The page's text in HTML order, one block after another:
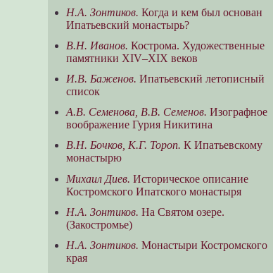
Н.А. Зонтиков. Когда и кем был основан
Ипатьевский монастырь?
В.Н. Иванов. Кострома. Художественные
памятники XIV–XIX веков
И.В. Баженов. Ипатьевский летописный
список
А.В. Семенова, В.В. Семенов. Изографное
воображение Гурия Никитина
В.Н. Бочков, К.Г. Тороп. К Ипатьевскому
монастырю
Михаил Диев. Историческое описание
Костромского Ипатского монастыря
Н.А. Зонтиков. На Святом озере.
(Закостромье)
Н.А. Зонтиков. Монастыри Костромского
края